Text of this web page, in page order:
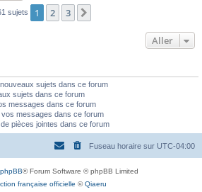
sujets 1 2 3
Aller
sujets dans ce forum
sujets dans ce forum
messages dans ce forum
messages dans ce forum
pièces jointes dans ce forum
Fuseau horaire sur UTC-04:00
phpBB® Forum Software © phpBB Limited
française officielle ©Qiaeru